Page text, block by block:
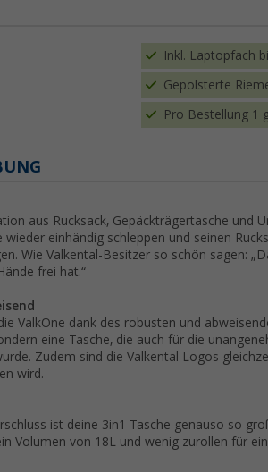
Inkl. Laptopfach
Gepolsterte
Pro Bestellung 1
aus Rucksack, Gepäckträgertasche und
wieder einhändig schleppen und seinen
Wie Valkental-Besitzer so schön sagen:
frei hat.“
ValkOne dank des robusten und
eine Tasche, die auch für die
Zudem sind die Valkental Logos
wird.
ist deine 3in1 Tasche genauso so
Volumen von 18L und wenig zurollen für